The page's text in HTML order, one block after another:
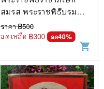
สมรส พระราชพิธีบรม
ราชาภิเษก และพระราชพิธี
เฉลิมพระราชมนเทียร
ราคา ฿500
ลดเหลือ ฿300 ลด40%
shopping_cart